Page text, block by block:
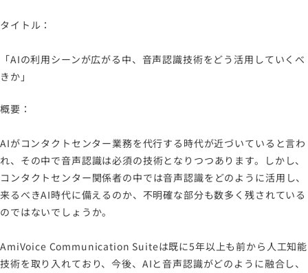
タイトル：
「AIの利用シーンが広がる中、音声認識技術をどう活用していくべ
きか」
概要：
AIがコンタクトセンター業務を代行する時代が近づいていると言わ
れ、その中で音声認識は必須の技術となりつつあります。しかし、
コンタクトセンター関係者の中では音声認識をどのように活用し、
来るべきAI時代に備えるのか、不明確な部分も数多く残されている
のではないでしょうか。
AmiVoice Communication Suiteは既に5年以上も前から人工知能
技術を取り入れており、今後、AIと音声認識がどのように融合し、